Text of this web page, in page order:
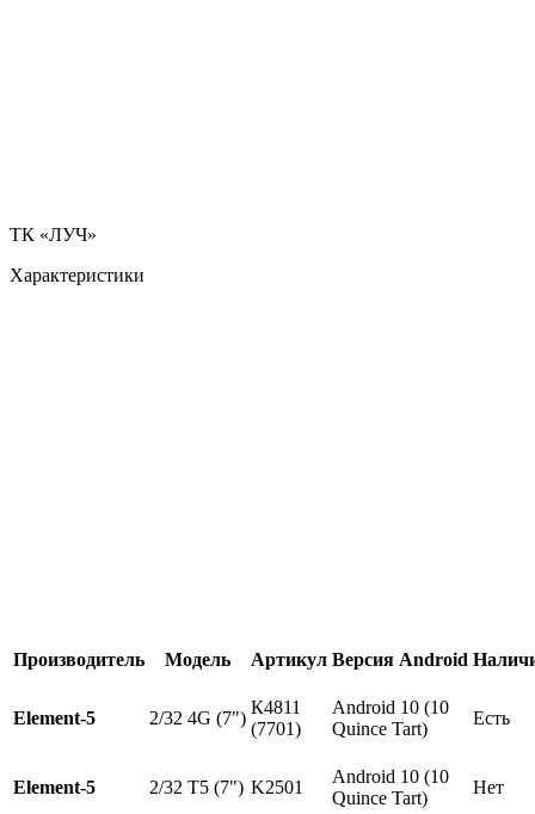
ТК «ЛУЧ»
Характеристики
Производитель Модель Артикул Версия Android
Element-5 2/32 4G (7")
К4811
(7701)
Android 10 (10
Quince Tart)
Есть
Element-5 2/32 T5 (7") K2501
Android 10 (10
Quince Tart)
Нет